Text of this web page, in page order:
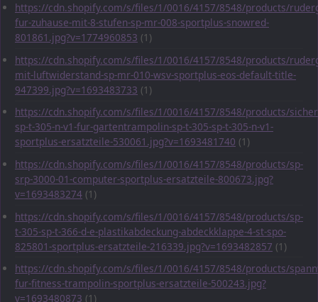
https://cdn.shopify.com/s/files/1/0016/4157/8548/products/
fur-zuhause-mit-8-stufen-sp-mr-008-sportplus-snowred-
801861.jpg?v=1774960853 (1)
https://cdn.shopify.com/s/files/1/0016/4157/8548/products/
mit-luftwiderstand-sp-mr-010-wsv-sportplus-eos-default-title-
947399.jpg?v=1693483733 (1)
https://cdn.shopify.com/s/files/1/0016/4157/8548/products/
sp-t-305-n-v1-fur-gartentrampolin-sp-t-305-sp-t-305-n-v1-
sportplus-ersatzteile-530061.jpg?v=1693481740 (1)
https://cdn.shopify.com/s/files/1/0016/4157/8548/products/sp-
srp-3000-01-computer-sportplus-ersatzteile-800673.jpg?
v=1693483274 (1)
https://cdn.shopify.com/s/files/1/0016/4157/8548/products/sp-
t-305-sp-t-366-d-e-plastikabdeckung-abdeckklappe-4-st-spo-
825801-sportplus-ersatzteile-216339.jpg?v=1693482857 (1)
https://cdn.shopify.com/s/files/1/0016/4157/8548/products/
fur-fitness-trampolin-sportplus-ersatzteile-500243.jpg?
v=1693480873 (1)